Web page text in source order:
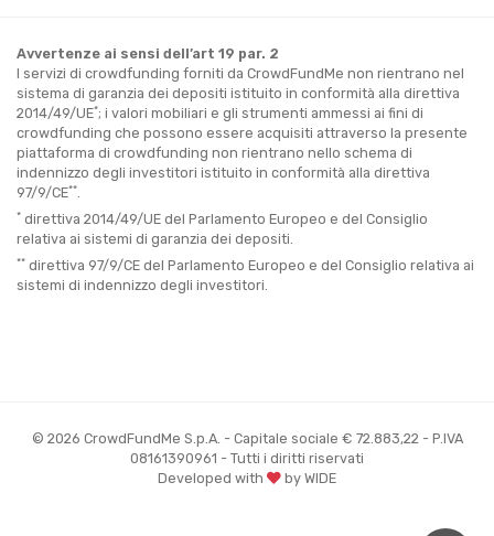
Avvertenze ai sensi dell’art 19 par. 2
I servizi di crowdfunding forniti da CrowdFundMe non rientrano nel
sistema di garanzia dei depositi istituito in conformità alla direttiva
2014/49/UE*; i valori mobiliari e gli strumenti ammessi ai fini di
crowdfunding che possono essere acquisiti attraverso la presente
piattaforma di crowdfunding non rientrano nello schema di
indennizzo degli investitori istituito in conformità alla direttiva
97/9/CE**.
* direttiva 2014/49/UE del Parlamento Europeo e del Consiglio
relativa ai sistemi di garanzia dei depositi.
** direttiva 97/9/CE del Parlamento Europeo e del Consiglio relativa ai
sistemi di indennizzo degli investitori.
© 2026 CrowdFundMe S.p.A. - Capitale sociale € 72.883,22 - P.IVA
08161390961 - Tutti i diritti riservati
Developed with
by WIDE